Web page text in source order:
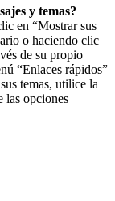
y temas?
en “Mostrar sus
o haciendo clic
de su propio
“Enlaces rápidos”
temas, utilice la
las opciones